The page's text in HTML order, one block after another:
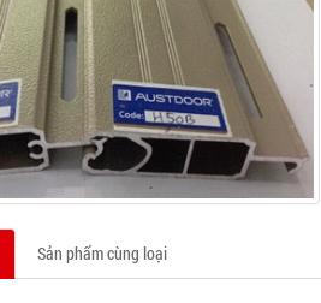
Sản phẩm cùng loại